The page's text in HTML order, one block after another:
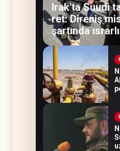
Irak'ta Suudi
ret: Direniş
şartında ısrarlı